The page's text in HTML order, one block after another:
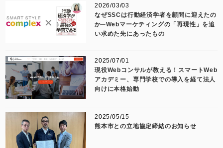
2026/03/03
なぜSSCは行動経済学者を顧問に迎えたの
か─Webマーケティングの「再現性」を追
い求めた先にあったもの
2025/07/01
現役Webコンサルが教える！スマートWeb
アカデミー、専門学校での導入を経て法人
向けに本格始動
2025/05/15
熊本市との立地協定締結のお知らせ